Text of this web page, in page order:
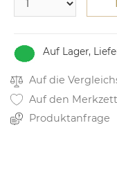
Auf Lager,
Auf die
Auf den
Produktanfrage